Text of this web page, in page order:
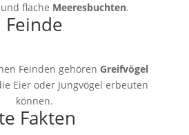
und flache Meeresbuchten.
Feinde
Feinden gehörenGreifvögel
Eier oder Jungvögel erbeuten
können.
Fakten